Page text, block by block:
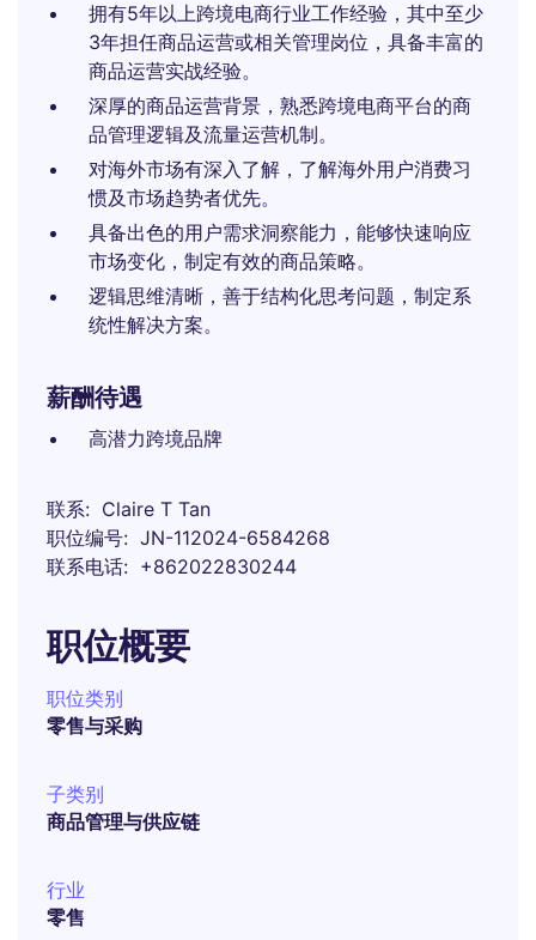
拥有5年以上跨境电商行业工作经验，其中至少
3年担任商品运营或相关管理岗位，具备丰富的
商品运营实战经验。
深厚的商品运营背景，熟悉跨境电商平台的商
品管理逻辑及流量运营机制。
对海外市场有深入了解，了解海外用户消费习
惯及市场趋势者优先。
具备出色的用户需求洞察能力，能够快速响应
市场变化，制定有效的商品策略。
逻辑思维清晰，善于结构化思考问题，制定系
统性解决方案。
薪酬待遇
高潜力跨境品牌
联系
Claire T Tan
职位编号
JN-112024-6584268
联系电话
+862022830244
职位概要
职位类别
零售与采购
子类别
商品管理与供应链
行业
零售